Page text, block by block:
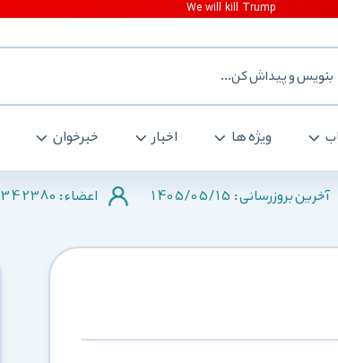
ویژه ها اخبار خبرخوان
آخرین بروزرسانی : 1405/05/15 اعضاء : 342380